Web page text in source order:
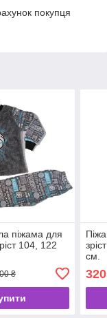
покупця
піжама для
104, 122
₴
см.
320